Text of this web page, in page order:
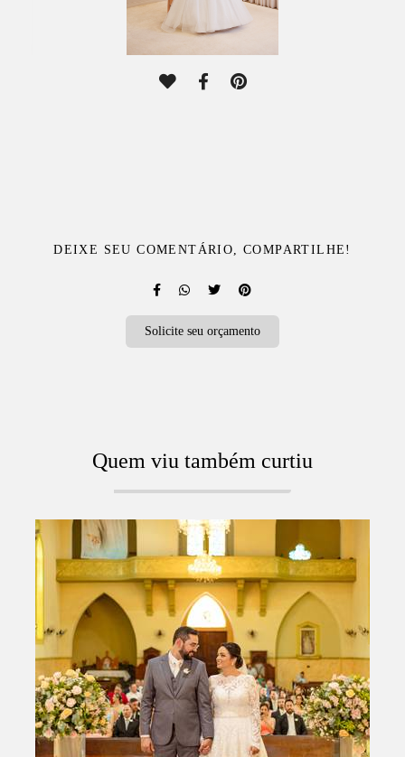
DEIXE SEU COMENTÁRIO, COMPARTILHE!
Solicite seu orçamento
Quem viu também curtiu